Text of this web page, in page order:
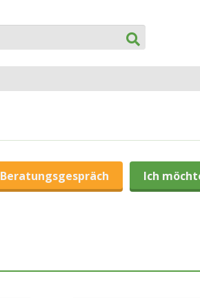
Beratungsgespräch Ich